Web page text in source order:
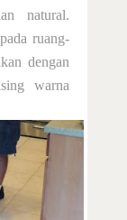
natural.
ruang-
dengan
warna